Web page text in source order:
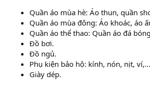
Quần áo mùa hè: Áo thun, quần
Quần áo mùa đông: Áo khoác, áo
Quần áo thể thao: Quần áo đá
Đồ bơi.
Đồ ngủ.
Phụ kiện bảo hộ: kính, nón, nịt,
Giày dép.